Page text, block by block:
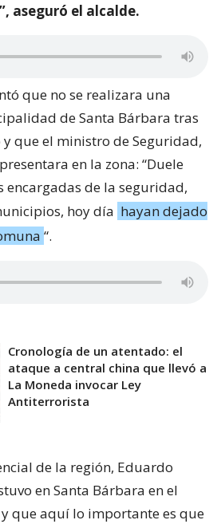
aseguró el alcalde.
que no se realizara una
de Santa Bárbara tras
que el ministro de Seguridad,
en la zona: “Duele
de la seguridad,
hoy día hayan dejado
“.
Cronología de un atentado: el
ataque a central china que llevó a
La Moneda invocar Ley
Antiterrorista
de la región, Eduardo
en Santa Bárbara en el
que aquí lo importante es que